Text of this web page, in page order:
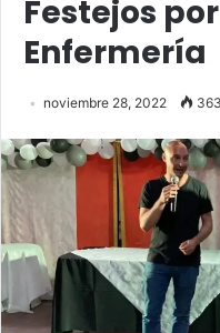
Festejos
Enfermería
noviembre 28, 2022 363